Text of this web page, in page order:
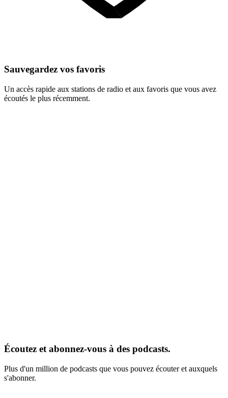
Sauvegardez vos favoris
Un accès rapide aux stations de radio et aux favoris que vous avez
écoutés le plus récemment.
Écoutez et abonnez-vous à des podcasts.
Plus d'un million de podcasts que vous pouvez écouter et auxquels
s'abonner.